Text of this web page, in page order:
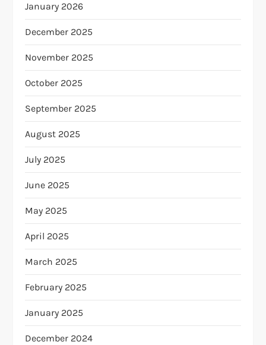
January 2026
December 2025
November 2025
October 2025
September 2025
August 2025
July 2025
June 2025
May 2025
April 2025
March 2025
February 2025
January 2025
December 2024